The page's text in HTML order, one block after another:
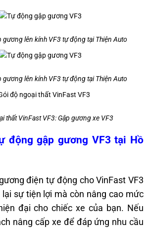
gương lên kính VF3 tự động tại Thiện Auto
gương lên kính VF3 tự động tại Thiện Auto
thất VinFast VF3: Gập gương xe VF3
động gập gương VF3 tại Hồ
điện tự động cho VinFast VF3
lại sự tiện lợi mà còn nâng cao mức
đại cho chiếc xe của bạn. Nếu
nâng cấp xe để đáp ứng nhu cầu